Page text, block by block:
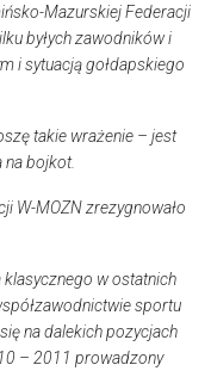
Mazurskiej Federacji
byłych zawodników i
i sytuacją gołdapskiego
takie wrażenie – jest
na bojkot.
W-MOZN zrezygnowało
w ostatnich
sportu
na dalekich pozycjach
– 2011 prowadzony